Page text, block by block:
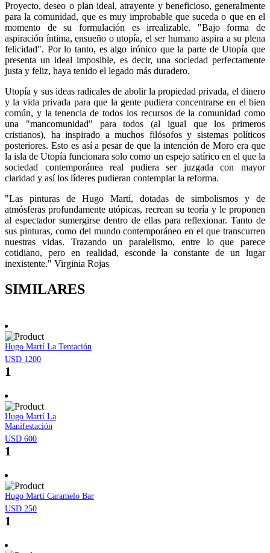
Proyecto, deseo o plan ideal, atrayente y beneficioso, generalmente
para la comunidad, que es muy improbable que suceda o que en el
momento de su formulación es irrealizable. "Bajo forma de
aspiración íntima, ensueño o utopía, el ser humano aspira a su plena
felicidad". Por lo tanto, es algo irónico que la parte de Utopía que
presenta un ideal imposible, es decir, una sociedad perfectamente
justa y feliz, haya tenido el legado más duradero.
Utopía y sus ideas radicales de abolir la propiedad privada, el dinero
y la vida privada para que la gente pudiera concentrarse en el bien
común, y la tenencia de todos los recursos de la comunidad como
una "mancomunidad" para todos (al igual que los primeros
cristianos), ha inspirado a muchos filósofos y sistemas políticos
posteriores. Esto es así a pesar de que la intención de Moro era que
la isla de Utopía funcionara solo como un espejo satírico en el que la
sociedad contemporánea real pudiera ser juzgada con mayor
claridad y así los líderes pudieran contemplar la reforma.
"Las pinturas de Hugo Martí, dotadas de simbolismos y de
atmósferas profundamente utópicas, recrean su teoría y le proponen
al espectador sumergirse dentro de ellas para reflexionar. Tanto de
sus pinturas, como del mundo contemporáneo en el que transcurren
nuestras vidas. Trazando un paralelismo, entre lo que parece
cotidiano, pero en realidad, esconde la constante de un lugar
inexistente." Virginia Rojas
SIMILARES
Hugo Martí­ La Tentación
USD 1200
1
Hugo Martí­ La
Manifestación
USD 600
1
Hugo Martí Caramelo Bar
USD 250
1